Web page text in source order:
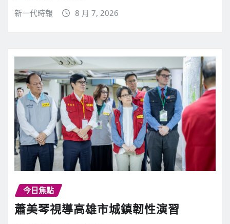
新一代時報 8 月 7, 2026
今日焦點
蕭美琴視導高雄市城鎮韌性演習